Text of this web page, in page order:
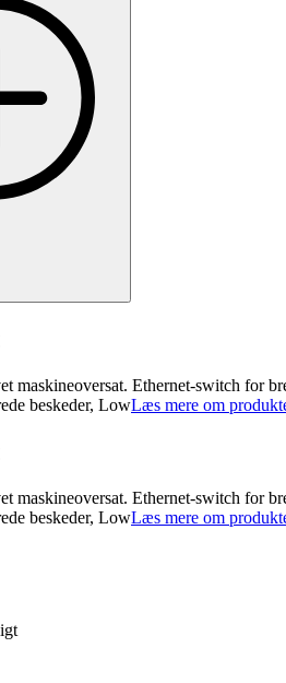
maskineoversat. Ethernet-switch for
beskeder, LowLæs mere om
maskineoversat. Ethernet-switch for
beskeder, LowLæs mere om